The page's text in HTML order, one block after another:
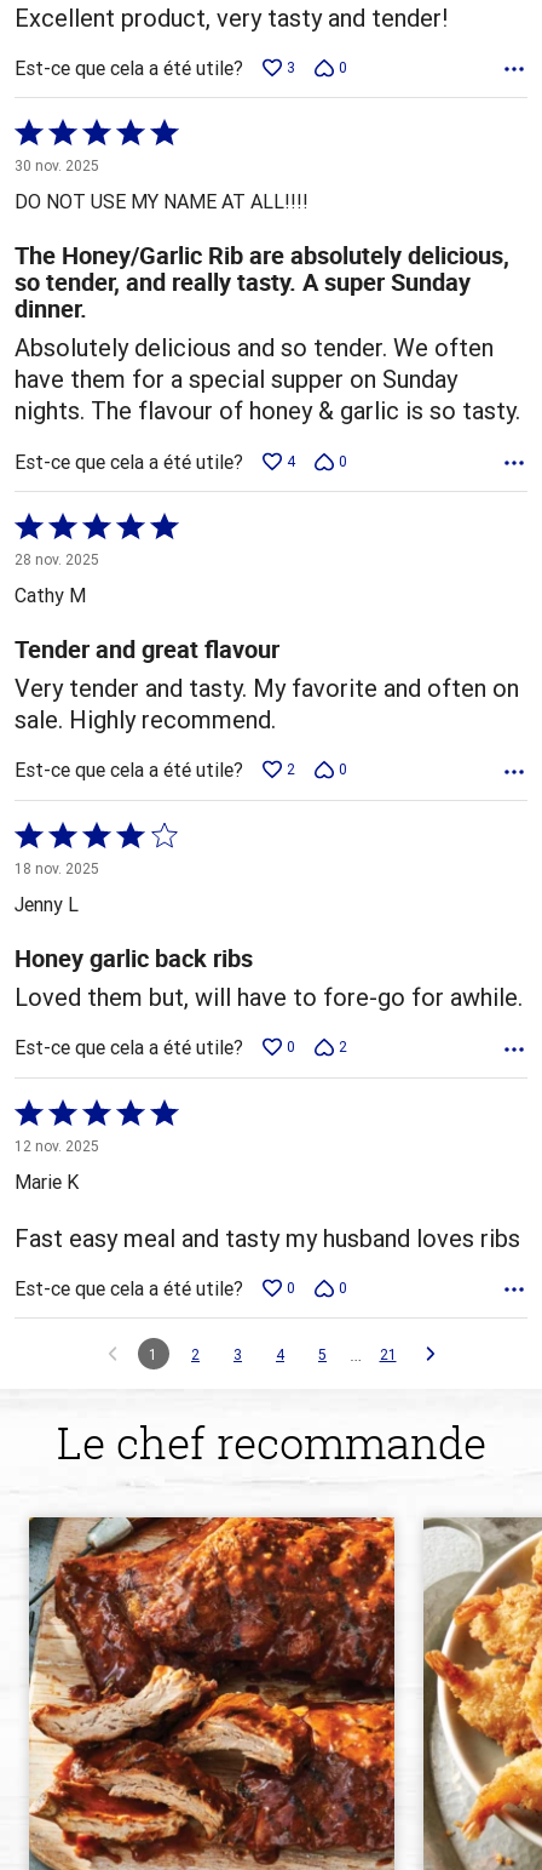
Excellent product, very tasty and tender!
Est-ce que cela a été utile? 3 0
Coté
5 sur
5
30 nov. 2025
DO NOT USE MY NAME AT ALL!!!!
The Honey/Garlic Rib are absolutely delicious,
so tender, and really tasty. A super Sunday
dinner.
Absolutely delicious and so tender. We often
have them for a special supper on Sunday
nights. The flavour of honey & garlic is so tasty.
Est-ce que cela a été utile? 4 0
Coté
5 sur
5
28 nov. 2025
Cathy M
Tender and great flavour
Very tender and tasty. My favorite and often on
sale. Highly recommend.
Est-ce que cela a été utile? 2 0
Coté
4 sur
5
18 nov. 2025
Jenny L
Honey garlic back ribs
Loved them but, will have to fore-go for awhile.
Est-ce que cela a été utile? 0 2
Coté
5 sur
5
12 nov. 2025
Marie K
Fast easy meal and tasty my husband loves ribs
Est-ce que cela a été utile? 0 0
1 2 3 4 5 … 21
Le chef recommande